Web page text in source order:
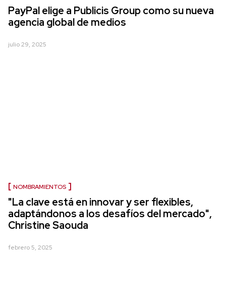
PayPal elige a Publicis Group como su nueva
agencia global de medios
julio 29, 2025
NOMBRAMIENTOS
"La clave está en innovar y ser flexibles,
adaptándonos a los desafíos del mercado",
Christine Saouda
febrero 5, 2025